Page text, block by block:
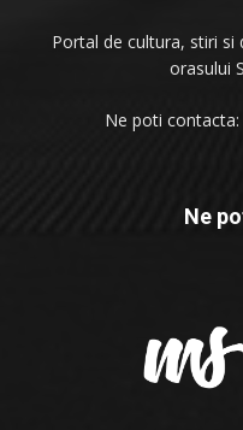
Portal de cultura, stiri
orasului
Ne poti contacta:
Ne